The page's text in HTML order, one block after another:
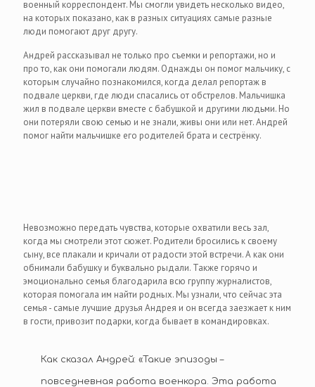
военный корреспондент. Мы смогли увидеть несколько видео,
на которых показано, как в разных ситуациях самые разные
люди помогают друг другу.
Андрей рассказывал не только про съемки и репортажи, но и
про то, как они помогали людям. Однажды он помог мальчику, с
которым случайно познакомился, когда делал репортаж в
подвале церкви, где люди спасались от обстрелов. Мальчишка
жил в подвале церкви вместе с бабушкой и другими людьми. Но
они потеряли свою семью и не знали, живы они или нет. Андрей
помог найти мальчишке его родителей брата и сестрёнку.
Невозможно передать чувства, которые охватили весь зал,
когда мы смотрели этот сюжет. Родители бросились к своему
сыну, все плакали и кричали от радости этой встречи. А как они
обнимали бабушку и буквально рыдали. Также горячо и
эмоционально семья благодарила всю группу журналистов,
которая помогала им найти родных. Мы узнали, что сейчас эта
семья - самые лучшие друзья Андрея и он всегда заезжает к ним
в гости, привозит подарки, когда бывает в командировках.
Как сказал Андрей: «Такие эпизоды –
повседневная работа военкора. Эта работа